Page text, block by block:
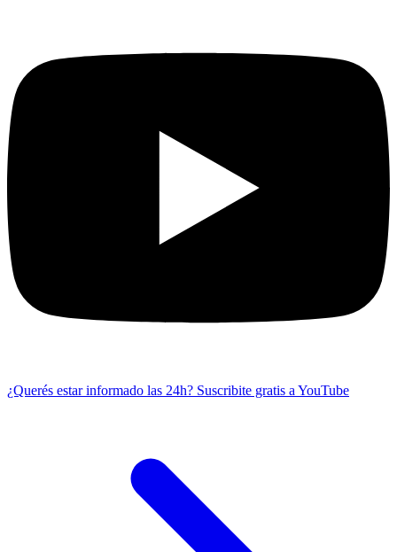
¿Querés estar informado las 24h? Suscribite gratis a YouTube